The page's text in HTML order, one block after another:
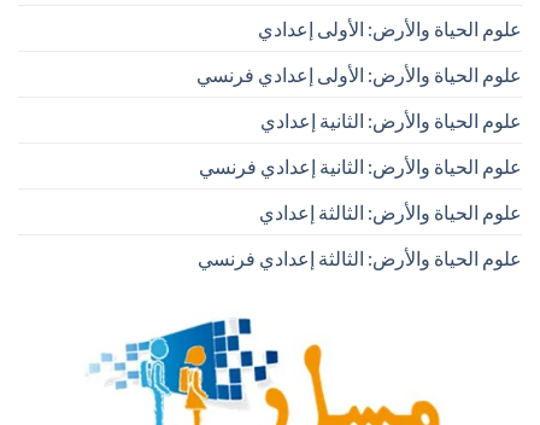
علوم الحياة والأرض: الأولى إعدادي
علوم الحياة والأرض: الأولى إعدادي فرنسي
علوم الحياة والأرض: الثانية إعدادي
علوم الحياة والأرض: الثانية إعدادي فرنسي
علوم الحياة والأرض: الثالثة إعدادي
علوم الحياة والأرض: الثالثة إعدادي فرنسي